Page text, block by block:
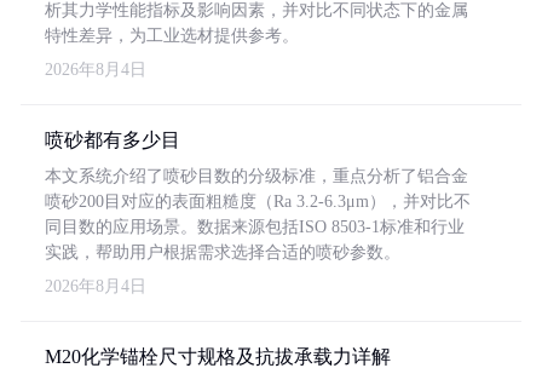
析其力学性能指标及影响因素，并对比不同状态下的金属
特性差异，为工业选材提供参考。
2026年8月4日
喷砂都有多少目
本文系统介绍了喷砂目数的分级标准，重点分析了铝合金
喷砂200目对应的表面粗糙度（Ra 3.2-6.3μm），并对比不
同目数的应用场景。数据来源包括ISO 8503-1标准和行业
实践，帮助用户根据需求选择合适的喷砂参数。
2026年8月4日
M20化学锚栓尺寸规格及抗拔承载力详解